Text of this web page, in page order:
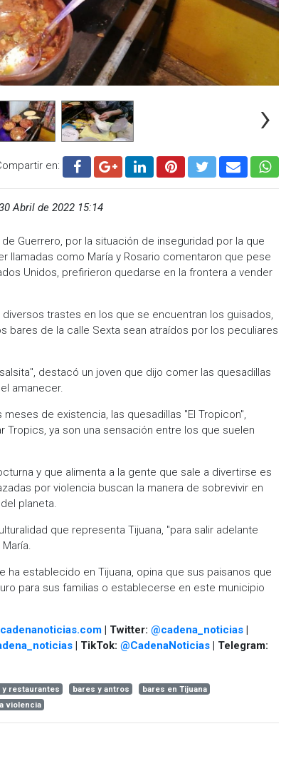
›
en:
Abril de 2022 15:14
Guerrero, por la situación de inseguridad por la que
llamadas como María y Rosario comentaron que pese
Unidos, prefirieron quedarse en la frontera a vender
trastes en los que se encuentran los guisados,
bares de la calle Sexta sean atraídos por los peculiares
destacó un joven que dijo comer las quesadillas
amanecer.
de existencia, las quesadillas "El Tropicon",
ya son una sensación entre los que suelen
y que alimenta a la gente que sale a divertirse es
por violencia buscan la manera de sobrevivir en
planeta.
que representa Tijuana, "para salir adelante
establecido en Tijuana, opina que sus paisanos que
para sus familias o establecerse en este municipio
| Twitter: @cadena_noticias |
| TikTok: @CadenaNoticias | Telegram:
y restaurantes bares y antros
bares en Tijuana
violencia